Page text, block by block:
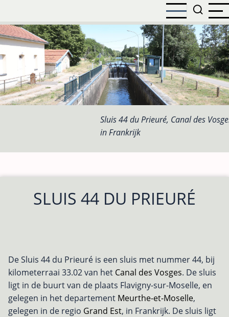
naar
de
inhoud
Sluis 44 du Prieuré, Canal des
in Frankrijk
SLUIS 44 DU PRIEURÉ
De Sluis 44 du Prieuré is een sluis met nummer 44, bij
kilometerraai 33.02 van het Canal des Vosges. De sluis
ligt in de buurt van de plaats Flavigny-sur-Moselle, en
gelegen in het departement Meurthe-et-Moselle,
gelegen in de regio Grand Est, in Frankrijk. De sluis ligt